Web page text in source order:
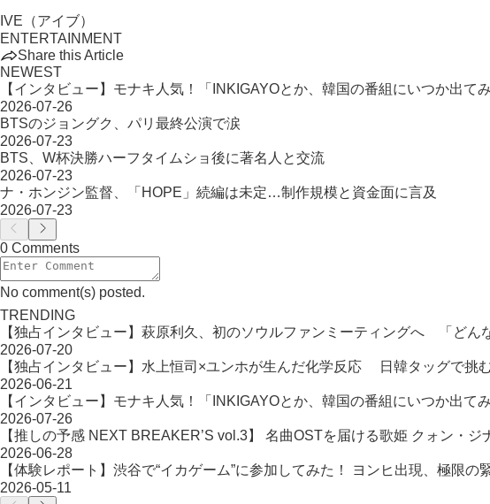
IVE（アイブ）
ENTERTAINMENT
Share this Article
NEWEST
【インタビュー】モナキ人気！「INKIGAYOとか、韓国の番組にいつか出てみ
2026-07-26
BTSのジョングク、パリ最終公演で涙
2026-07-23
BTS、W杯決勝ハーフタイムショ後に著名人と交流
2026-07-23
ナ・ホンジン監督、「HOPE」続編は未定…制作規模と資金面に言及
2026-07-23
0 Comments
No comment(s) posted.
TRENDING
【独占インタビュー】萩原利久、初のソウルファンミーティングへ 「どん
2026-07-20
【独占インタビュー】水上恒司×ユンホが生んだ化学反応 日韓タッグで挑
2026-06-21
【インタビュー】モナキ人気！「INKIGAYOとか、韓国の番組にいつか出てみ
2026-07-26
【推しの予感 NEXT BREAKER’S vol.3】 名曲OSTを届ける歌姫 クォン・
2026-06-28
【体験レポート】渋谷で“イカゲーム”に参加してみた！ ヨンヒ出現、極限
2026-05-11